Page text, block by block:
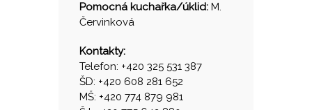
Pomocná kuchařka/úklid: M.
Červinková
Kontakty:
Telefon: +420 325 531 387
ŠD: +420 608 281 652
MŠ: +420 774 879 981